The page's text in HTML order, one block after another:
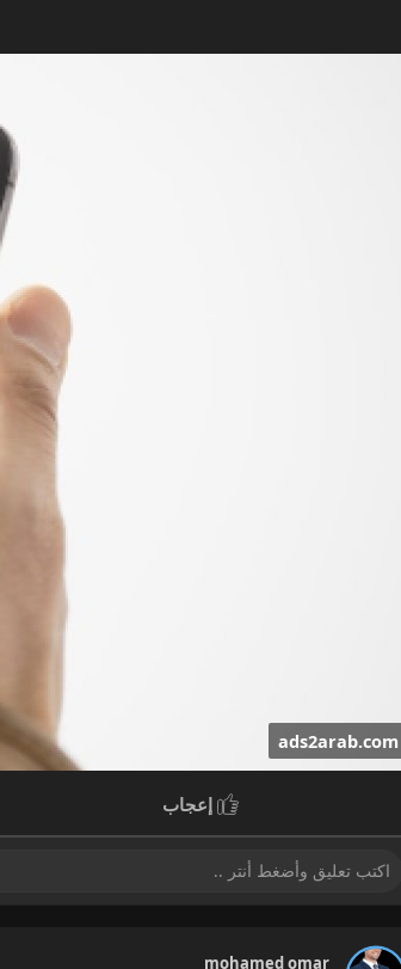
ads2arab.com
أعلانات مبوبة | أعلانات مجانية | اعلانات
إعجاب
mohamed omar